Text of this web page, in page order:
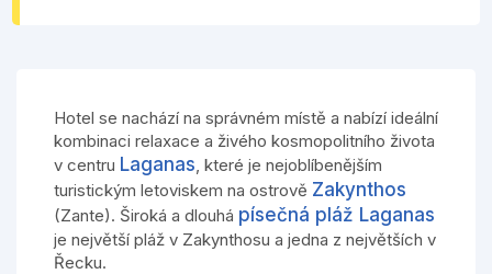
Hotel se nachází na správném místě a nabízí ideální
kombinaci relaxace a živého kosmopolitního života
v centru Laganas , které je nejoblíbenějším
turistickým letoviskem na ostrově Zakynthos
(Zante). Široká a dlouhá písečná pláž Laganas
je největší pláž v Zakynthosu a jedna z největších v
Řecku.